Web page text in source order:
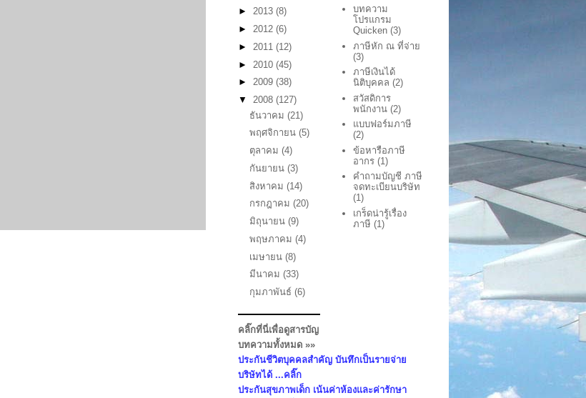
► 2013 (8)
► 2012 (6)
► 2011 (12)
► 2010 (45)
► 2009 (38)
▼ 2008 (127)
ธันวาคม (21)
พฤศจิกายน (5)
ตุลาคม (4)
กันยายน (3)
สิงหาคม (14)
กรกฎาคม (20)
มิถุนายน (9)
พฤษภาคม (4)
เมษายน (8)
มีนาคม (33)
กุมภาพันธ์ (6)
คลิ๊กที่นี่เพื่อดูสารบัญ
บทความทั้งหมด »»
บทความ
โปรแกรม
Quicken (3)
ภาษีหัก ณ ที่จ่าย
(3)
ภาษีเงินได้
นิติบุคคล (2)
สวัสดิการ
พนักงาน (2)
แบบฟอร์มภาษี
(2)
ข้อหารือภาษี
อากร (1)
คำถามบัญชี ภาษี
จดทะเบียนบริษัท
(1)
เกร็ดน่ารู้เรื่อง
ภาษี (1)
ประกันชีวิตบุคคลสำคัญ บันทึกเป็นรายจ่าย
บริษัทได้ ...คลิ๊ก
ประกันสุขภาพเด็ก เน้นค่าห้องและค่ารักษา